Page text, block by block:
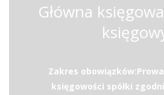
Główna
Zakres
księgowości spółki